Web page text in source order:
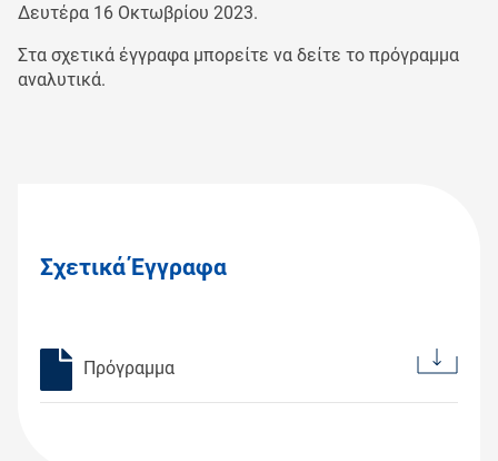
Δευτέρα 16 Οκτωβρίου 2023.
Στα σχετικά έγγραφα μπορείτε να δείτε το πρόγραμμα
αναλυτικά.
Σχετικά Έγγραφα
Πρόγραμμα